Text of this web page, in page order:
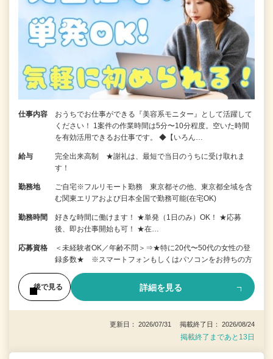
仕事内容
おうちでお仕事ができる『美容系モニター』として活躍して
ください！ 1案件の作業時間は5分〜10分程度。空いた時間
を有効活用できるお仕事です。 ◆【いろん…
給与
完全出来高制 ★謝礼は、最短で当日のうちに受け取れま
す！
勤務地
ご自宅※フルリモート勤務 東京都その他、東京都全域を含
む関東エリアおよび日本全国で勤務可能(在宅OK)
勤務時間
好きな時間に働けます！ ★単発（1日のみ）OK！ ★応募
後、即お仕事開始も可！ ★在…
応募資格
＜未経験者OK／年齢不問＞⇒★特に20代〜50代の女性の登
録多数★ ※スマートフォンもしくはパソコンをお持ちの方
後で見る 詳細を見る
更新日： 2026/07/31 掲載終了日： 2026/08/24
掲載終了まであと13日